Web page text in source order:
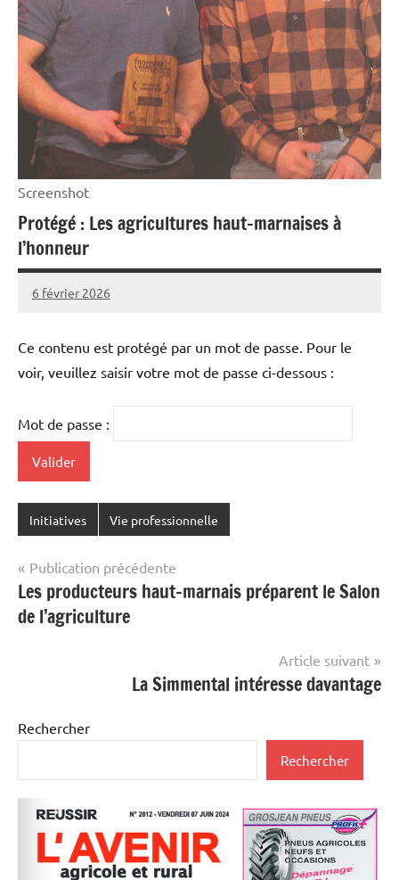
Screenshot
Protégé : Les agricultures haut-marnaises à
l’honneur
6 février 2026
Thibaut
Ce contenu est protégé par un mot de passe. Pour le
voir, veuillez saisir votre mot de passe ci-dessous :
Mot de passe :
Initiatives Vie professionnelle
Navigation
de
l’article
Publication précédente
Les producteurs haut-marnais préparent le Salon
de l’agriculture
Article suivant
La Simmental intéresse davantage
Rechercher
Rechercher